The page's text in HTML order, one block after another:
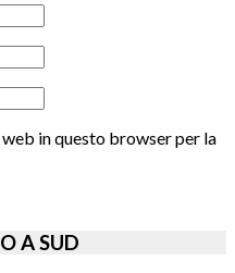
in questo browser per la
A SUD